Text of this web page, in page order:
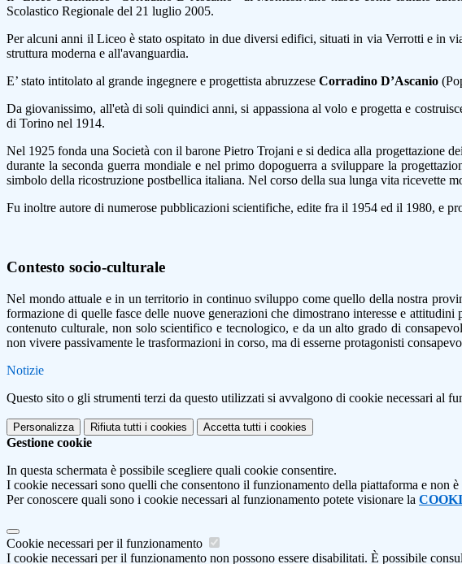
Scolastico Regionale del 21 luglio 2005.
Per alcuni anni il Liceo è stato ospitato in due diversi edifici, situati in via Verrotti e in
struttura moderna e all'avanguardia.
E’ stato intitolato al grande ingegnere e progettista abruzzese Corradino D’Ascanio
Da giovanissimo, all'età di soli quindici anni, si appassiona al volo e progetta e
di Torino nel 1914.
Nel 1925 fonda una Società con il barone Pietro Trojani e si dedica alla progettazione
durante la seconda guerra mondiale e nel primo dopoguerra a sviluppare la
simbolo della ricostruzione postbellica italiana. Nel corso della sua lunga vita ricevette
Fu inoltre autore di numerose pubblicazioni scientifiche, edite fra il 1954 ed il 1980, e
Contesto socio-culturale
Nel mondo attuale e in un territorio in continuo sviluppo come quello della nostra
formazione di quelle fasce delle nuove generazioni che dimostrano interesse e
contenuto culturale, non solo scientifico e tecnologico, e da un alto grado di
non vivere passivamente le trasformazioni in corso, ma di esserne protagonisti
Notizie
Questo sito o gli strumenti terzi da questo utilizzati si avvalgono di cookie necessari al
Personalizza Rifiuta tutti i cookies Accetta tutti i cookies
Gestione cookie
In questa schermata è possibile scegliere quali cookie consentire.
I cookie necessari sono quelli che consentono il funzionamento della piattaforma e non
Per conoscere quali sono i cookie necessari al funzionamento potete visionare la
Cookie necessari per il funzionamento
I cookie necessari per il funzionamento non possono essere disabilitati. È possibile